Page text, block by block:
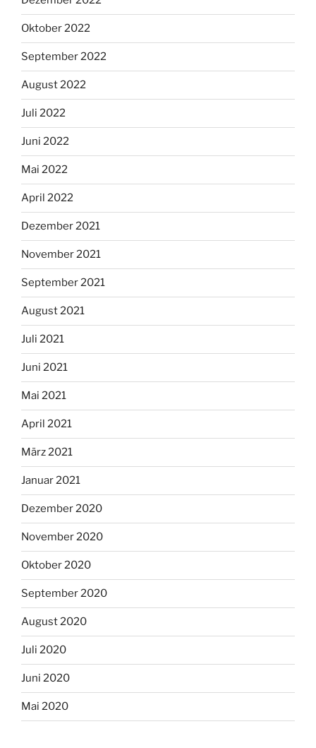
Oktober 2022
September 2022
August 2022
Juli 2022
Juni 2022
Mai 2022
April 2022
Dezember 2021
November 2021
September 2021
August 2021
Juli 2021
Juni 2021
Mai 2021
April 2021
März 2021
Januar 2021
Dezember 2020
November 2020
Oktober 2020
September 2020
August 2020
Juli 2020
Juni 2020
Mai 2020